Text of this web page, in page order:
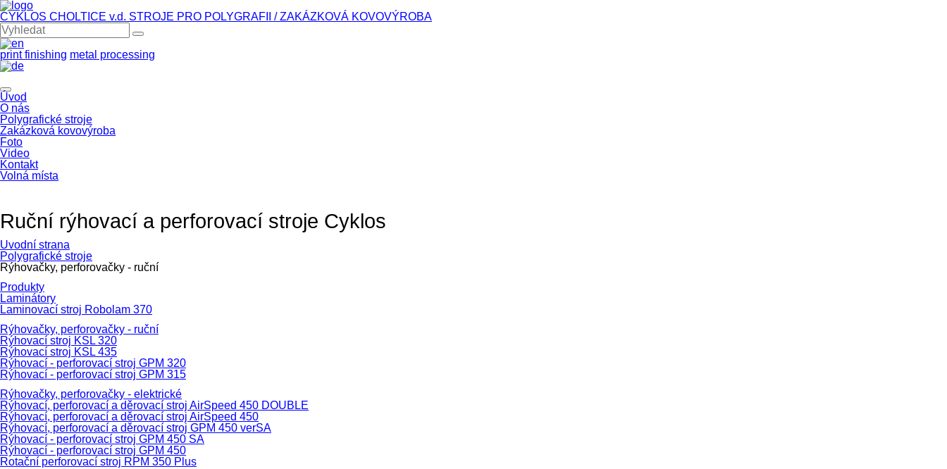
CYKLOS CHOLTICE v.d. STROJE PRO POLYGRAFII / ZAKÁZKOVÁ KOVOVÝROBA
print finishing metal processing
Úvod
O nás
Polygrafické stroje
Zakázková kovovýroba
Foto
Video
Kontakt
Volná místa
Ruční rýhovací a perforovací stroje Cyklos
Úvodní strana
Polygrafické stroje
Rýhovačky, perforovačky - ruční
Produkty
Laminátory
Laminovací stroj Robolam 370
Rýhovačky, perforovačky - ruční
Rýhovací stroj KSL 320
Rýhovací stroj KSL 435
Rýhovací - perforovací stroj GPM 320
Rýhovací - perforovací stroj GPM 315
Rýhovačky, perforovačky - elektrické
Rýhovací, perforovací a děrovací stroj AirSpeed 450 DOUBLE
Rýhovací, perforovací a děrovací stroj AirSpeed 450
Rýhovací, perforovací a děrovací stroj GPM 450 verSA
Rýhovací - perforovací stroj GPM 450 SA
Rýhovací - perforovací stroj GPM 450
Rotační perforovací stroj RPM 350 Plus